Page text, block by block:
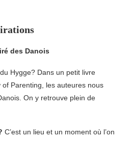
des Danois
Hygge? Dans un petit livre
Parenting, les auteures nous
On y retrouve plein de
C’est un lieu et un moment où l’on